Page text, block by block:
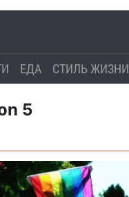
ЕДА СТИЛЬ ЖИЗНИ
5